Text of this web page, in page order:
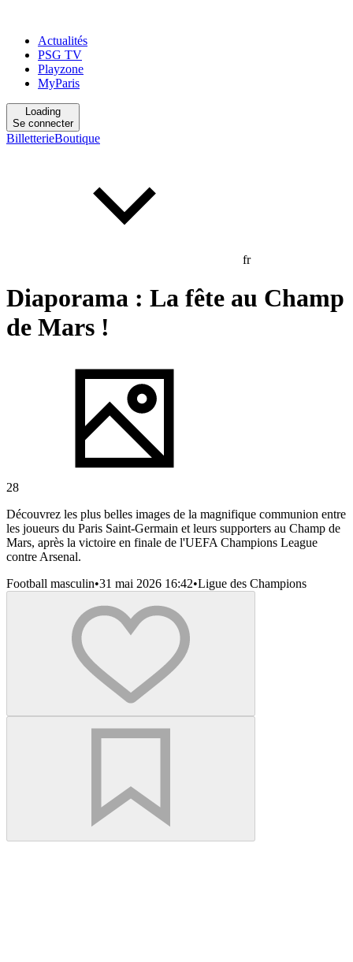
Actualités
PSG TV
Playzone
MyParis
Loading
Se connecter
BilletterieBoutique
fr
Diaporama : La fête au Champ
de Mars !
28
Découvrez les plus belles images de la magnifique communion entre
les joueurs du Paris Saint-Germain et leurs supporters au Champ de
Mars, après la victoire en finale de l'UEFA Champions League
contre Arsenal.
Football masculin•31 mai 2026 16:42•Ligue des Champions